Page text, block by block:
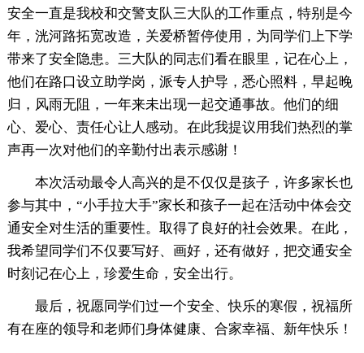
安全一直是我校和交警支队三大队的工作重点，特别是今
年，洸河路拓宽改造，关爱桥暂停使用，为同学们上下学
带来了安全隐患。三大队的同志们看在眼里，记在心上，
他们在路口设立助学岗，派专人护导，悉心照料，早起晚
归，风雨无阻，一年来未出现一起交通事故。他们的细
心、爱心、责任心让人感动。在此我提议用我们热烈的掌
声再一次对他们的辛勤付出表示感谢！
本次活动最令人高兴的是不仅仅是孩子，许多家长也
参与其中，“小手拉大手”家长和孩子一起在活动中体会交
通安全对生活的重要性。取得了良好的社会效果。在此，
我希望同学们不仅要写好、画好，还有做好，把交通安全
时刻记在心上，珍爱生命，安全出行。
最后，祝愿同学们过一个安全、快乐的寒假，祝福所
有在座的领导和老师们身体健康、合家幸福、新年快乐！